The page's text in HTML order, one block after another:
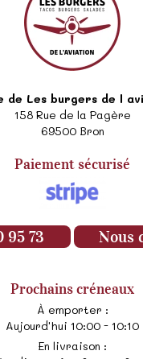
de Les burgers de l
158 Rue de la Pagère
69500 Bron
Paiement sécurisé
95 73 Nous
Prochains créneaux
À emporter :
Aujourd'hui 10:00 - 10:10
En livraison :